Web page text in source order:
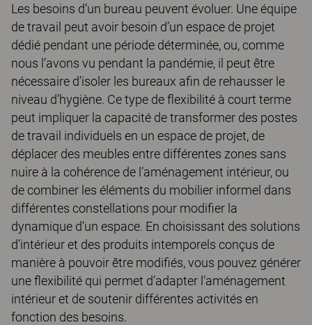
Les besoins d’un bureau peuvent évoluer. Une équipe
de travail peut avoir besoin d’un espace de projet
dédié pendant une période déterminée, ou, comme
nous l’avons vu pendant la pandémie, il peut être
nécessaire d’isoler les bureaux afin de rehausser le
niveau d’hygiène. Ce type de flexibilité à court terme
peut impliquer la capacité de transformer des postes
de travail individuels en un espace de projet, de
déplacer des meubles entre différentes zones sans
nuire à la cohérence de l’aménagement intérieur, ou
de combiner les éléments du mobilier informel dans
différentes constellations pour modifier la
dynamique d’un espace. En choisissant des solutions
d’intérieur et des produits intemporels conçus de
manière à pouvoir être modifiés, vous pouvez générer
une flexibilité qui permet d’adapter l’aménagement
intérieur et de soutenir différentes activités en
fonction des besoins.